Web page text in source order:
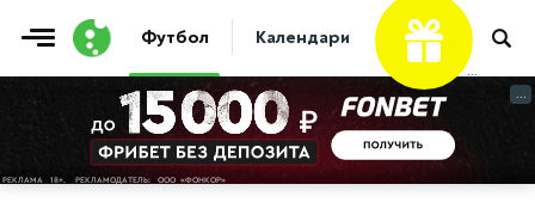
Футбол Календари Таблицы Матчи
...
...